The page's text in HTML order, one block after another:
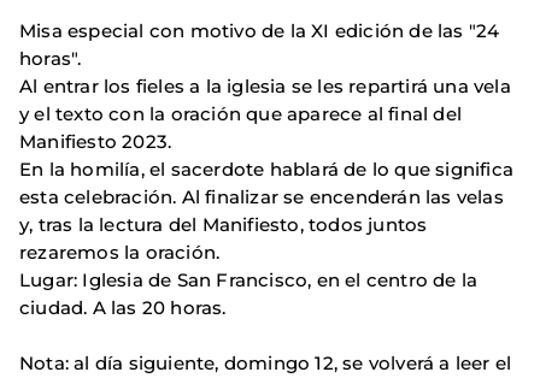
Misa especial con motivo de la XI edición de las "24
horas".
Al entrar los fieles a la iglesia se les repartirá una vela
y el texto con la oración que aparece al final del
Manifiesto 2023.
En la homilía, el sacerdote hablará de lo que significa
esta celebración. Al finalizar se encenderán las velas
y, tras la lectura del Manifiesto, todos juntos
rezaremos la oración.
Lugar: Iglesia de San Francisco, en el centro de la
ciudad. A las 20 horas.
Nota: al día siguiente, domingo 12, se volverá a leer el